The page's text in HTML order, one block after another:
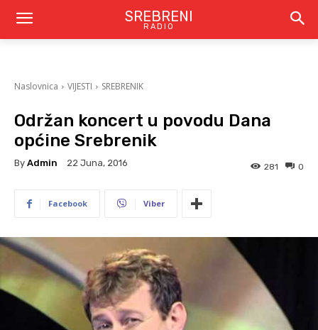
SREBRENI
RADIO
Naslovnica VIJESTI SREBRENIK
Održan koncert u povodu Dana
općine Srebrenik
By Admin 22 Juna, 2016 0
281
Facebook Viber